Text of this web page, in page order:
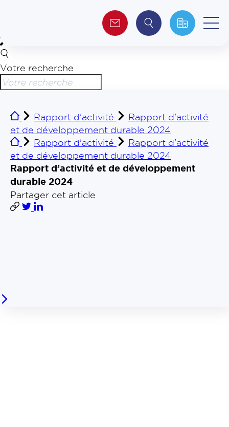
Qui sommes-nous ?
Investisseurs
Journalistes
Votre recherche
Rapport d'activité
Rapport d'activité
et de développement durable 2024
Rapport d'activité
Rapport d'activité
et de développement durable 2024
Rapport d’activité et de développement
durable 2024
Partager cet article